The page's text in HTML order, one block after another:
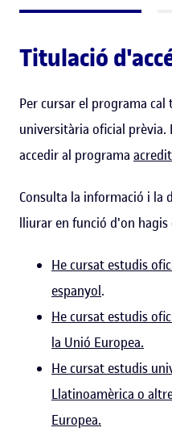
Titulació
Per cursar el programa
universitària oficial prèvia.
accedir al programa
Consulta la informació i la
lliurar en funció d'on hagis
He cursat estudis
espanyol.
He cursat estudis
la Unió Europea.
He cursat estudis
Llatinoamèrica o
Europea.